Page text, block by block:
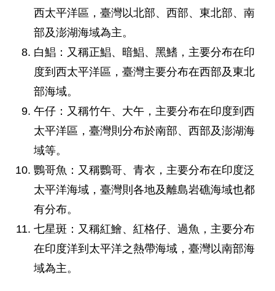
西太平洋區，臺灣以北部、西部、東北部、南
部及澎湖海域為主。
白鯧：又稱正鯧、暗鯧、黑鰭，主要分布在印
度到西太平洋區，臺灣主要分布在西部及東北
部海域。
午仔：又稱竹午、大午，主要分布在印度到西
太平洋區，臺灣則分布於南部、西部及澎湖海
域等。
鸚哥魚：又稱鸚哥、青衣，主要分布在印度泛
太平洋海域，臺灣則各地及離島岩礁海域也都
有分布。
七星斑：又稱紅鱠、紅格仔、過魚，主要分布
在印度洋到太平洋之熱帶海域，臺灣以南部海
域為主。